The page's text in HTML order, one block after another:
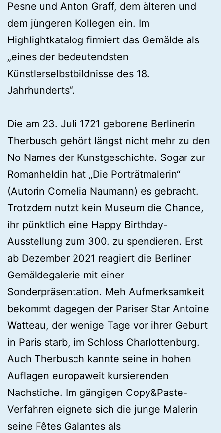
Pesne und Anton Graff, dem älteren und
dem jüngeren Kollegen ein. Im
Highlightkatalog firmiert das Gemälde als
„eines der bedeutendsten
Künstlerselbstbildnisse des 18.
Jahrhunderts“.
Die am 23. Juli 1721 geborene Berlinerin
Therbusch gehört längst nicht mehr zu den
No Names der Kunstgeschichte. Sogar zur
Romanheldin hat „Die Porträtmalerin“
(Autorin Cornelia Naumann) es gebracht.
Trotzdem nutzt kein Museum die Chance,
ihr pünktlich eine Happy Birthday-
Ausstellung zum 300. zu spendieren. Erst
ab Dezember 2021 reagiert die Berliner
Gemäldegalerie mit einer
Sonderpräsentation. Meh Aufmerksamkeit
bekommt dagegen der Pariser Star Antoine
Watteau, der wenige Tage vor ihrer Geburt
in Paris starb, im Schloss Charlottenburg.
Auch Therbusch kannte seine in hohen
Auflagen europaweit kursierenden
Nachstiche. Im gängigen Copy&Paste-
Verfahren eignete sich die junge Malerin
seine Fêtes Galantes als